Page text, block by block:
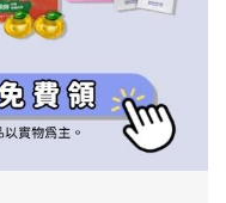
附設幼兒園
小袋鼠幼師網